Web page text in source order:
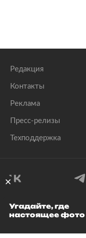
Редакция
Контакты
Реклама
Пресс-релизы
Техподдержка
©
Угадайте, где
настоящее фото